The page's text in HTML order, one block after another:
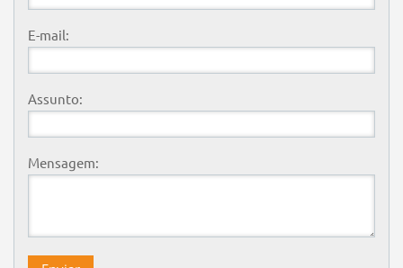
E-mail:
Assunto:
Mensagem: